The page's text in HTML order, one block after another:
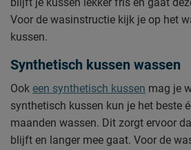
Voor de wasinstructie kijk je op het
kussen.
Synthetisch kussen wassen
Ook een synthetisch kussen mag je
synthetisch kussen kun je het beste
maanden wassen. Dit zorgt ervoor
blijft en langer mee gaat. Voor de